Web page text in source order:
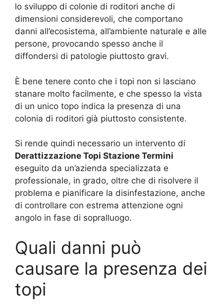
lo sviluppo di colonie di roditori anche di
dimensioni considerevoli, che comportano
danni all’ecosistema, all’ambiente naturale e alle
persone, provocando spesso anche il
diffondersi di patologie piuttosto gravi.
È bene tenere conto che i topi non si lasciano
stanare molto facilmente, e che spesso la vista
di un unico topo indica la presenza di una
colonia di roditori già piuttosto consistente.
Si rende quindi necessario un intervento di
Derattizzazione Topi Stazione Termini
eseguito da un’azienda specializzata e
professionale, in grado, oltre che di risolvere il
problema e pianificare la disinfestazione, anche
di controllare con estrema attenzione ogni
angolo in fase di sopralluogo.
Quali danni può
causare la presenza dei
topi